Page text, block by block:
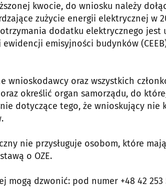
kwocie, do wniosku należy
zużycie energii elektrycznej w
dodatku elektrycznego jest
emisyjności budynków
wnioskodawcy oraz wszystkich
określić organ samorządu, do
dotyczące tego, że wnioskujący nie
nie przysługuje osobom, które
o OZE.
mogą dzwonić: pod numer +48 42 253